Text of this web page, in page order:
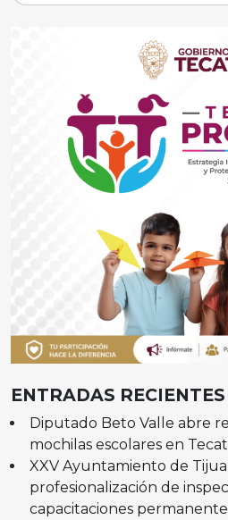
ENTRADAS RECIENTES
Diputado Beto Valle abre
mochilas escolares en
XXV Ayuntamiento de
profesionalización de
capacitaciones